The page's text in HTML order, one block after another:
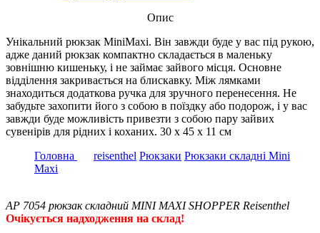
Опис
Унікальний рюкзак MiniMaxi. Він завжди буде у вас під рукою,
адже даний рюкзак компактно складається в маленьку
зовнішню кишеньку, і не займає зайвого місця. Основне
відділення закривається на блискавку. Між лямками
знаходиться додаткова ручка для зручного перенесення. Не
забудьте захопити його з собою в поїздку або подорож, і у вас
завжди буде можливість привезти з собою пару зайвих
сувенірів для рідних і коханих. 30 x 45 x 11 см
Головна
reisenthel Рюкзаки Рюкзаки складні Mini
Maxi
AP 7054 рюкзак складний MINI MAXI SHOPPER Reisenthel
Очікується надходження на склад!